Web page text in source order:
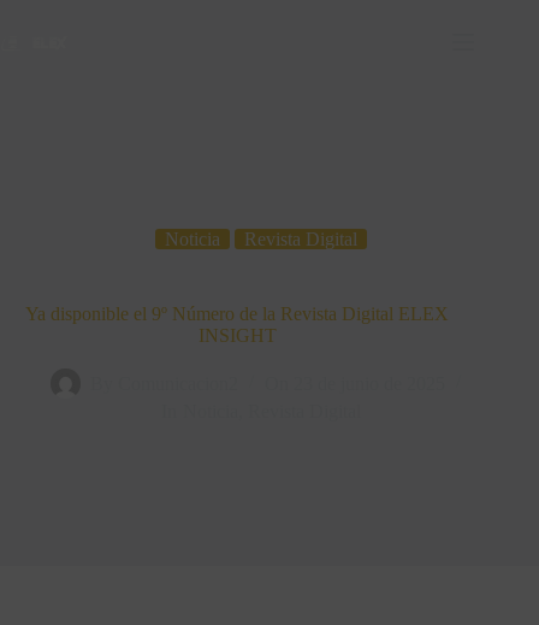
Noticia Revista Digital
Ya disponible el 9º Número de la Revista Digital ELEX
INSIGHT